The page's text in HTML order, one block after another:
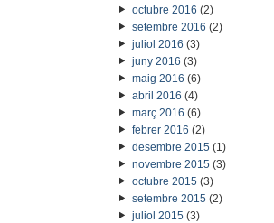
octubre 2016 (2)
setembre 2016 (2)
juliol 2016 (3)
juny 2016 (3)
maig 2016 (6)
abril 2016 (4)
març 2016 (6)
febrer 2016 (2)
desembre 2015(1)
novembre 2015(3)
octubre 2015(3)
setembre 2015(2)
juliol 2015(3)